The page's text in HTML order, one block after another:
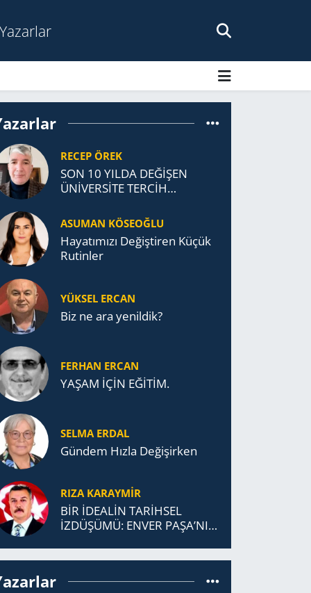
Yazarlar
RECEP ÖREK
SON 10 YILDA DEĞİŞEN
ÜNİVERSİTE TERCİH
ASUMAN KÖSEOĞLU
Ha­ya­tı­mı­zı De­ğiş­ti­ren Küçük
Ru­tin­ler
YÜKSEL ERCAN
Biz ne ara yenildik?
FERHAN ERCAN
YAŞAM İÇİN EĞİTİM.
SELMA ERDAL
Gündem Hızla Değişirken
RIZA KARAYMIR
BİR İDEALİN TARİHSEL
İZDÜŞÜMÜ: ENVER PAŞA’NIN
MİRASI